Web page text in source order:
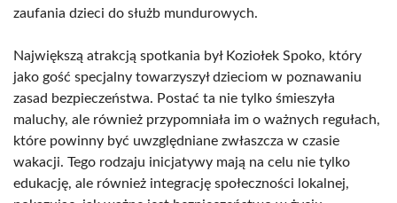
zaufania dzieci do służb mundurowych.
Największą atrakcją spotkania był Koziołek Spoko, który
jako gość specjalny towarzyszył dzieciom w poznawaniu
zasad bezpieczeństwa. Postać ta nie tylko śmieszyła
maluchy, ale również przypomniała im o ważnych regułach,
które powinny być uwzględniane zwłaszcza w czasie
wakacji. Tego rodzaju inicjatywy mają na celu nie tylko
edukację, ale również integrację społeczności lokalnej,